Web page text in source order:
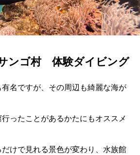
ンゴ村 体験ダイビング
名ですが、その周辺も綺麗な海が
ったことがあるかたにもオススメ
けで見れる景色が変わり、水族館